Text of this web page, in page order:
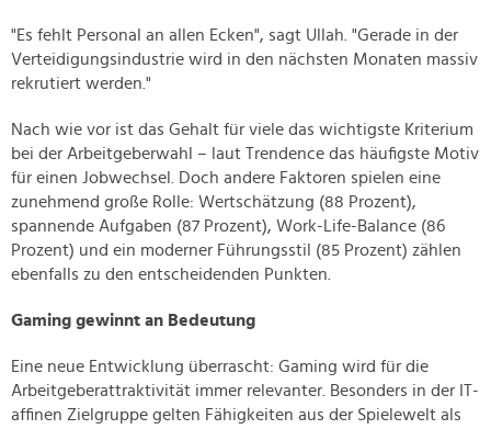
"Es fehlt Personal an allen Ecken", sagt Ullah. "Gerade in der
Verteidigungsindustrie wird in den nächsten Monaten massiv
rekrutiert werden."
Nach wie vor ist das Gehalt für viele das wichtigste Kriterium
bei der Arbeitgeberwahl – laut Trendence das häufigste Motiv
für einen Jobwechsel. Doch andere Faktoren spielen eine
zunehmend große Rolle: Wertschätzung (88 Prozent),
spannende Aufgaben (87 Prozent), Work-Life-Balance (86
Prozent) und ein moderner Führungsstil (85 Prozent) zählen
ebenfalls zu den entscheidenden Punkten.
Gaming gewinnt an Bedeutung
Eine neue Entwicklung überrascht: Gaming wird für die
Arbeitgeberattraktivität immer relevanter. Besonders in der IT-
affinen Zielgruppe gelten Fähigkeiten aus der Spielewelt als